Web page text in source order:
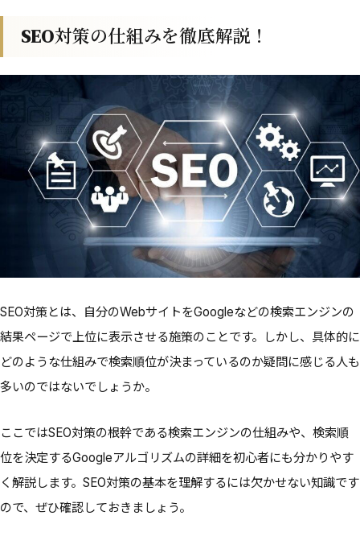
SEO対策の仕組みを徹底解説！
SEO対策とは、自分のWebサイトをGoogleなどの検索エンジンの
結果ページで上位に表示させる施策のことです。しかし、具体的に
どのような仕組みで検索順位が決まっているのか疑問に感じる人も
多いのではないでしょうか。
ここではSEO対策の根幹である検索エンジンの仕組みや、検索順
位を決定するGoogleアルゴリズムの詳細を初心者にも分かりやす
く解説します。SEO対策の基本を理解するには欠かせない知識です
ので、ぜひ確認しておきましょう。